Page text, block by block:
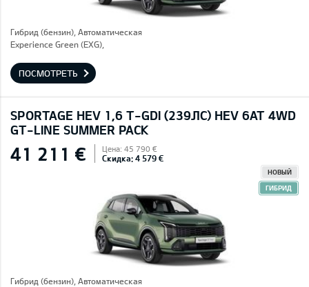
Гибрид (бензин), Автоматическая
Experience Green (EXG),
ПОСМОТРЕТЬ
SPORTAGE HEV 1,6 T-GDI (239ЛС) HEV 6AT 4WD
GT-LINE SUMMER PACK
41 211 € Цена: 45 790 €
Скидка: 4 579 €
НОВЫЙ
ГИБРИД
Гибрид (бензин), Автоматическая